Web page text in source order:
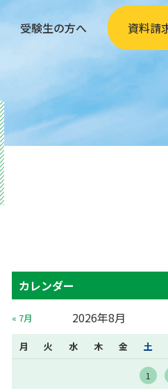
受験生の方へ 資料請
カレンダー
2026年8月
月 火 水 木 金 土
1
« 7月